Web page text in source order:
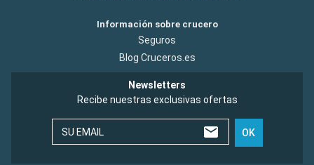
Información sobre crucero
Seguros
Blog Cruceros.es
Newsletters
Recibe nuestras exclusivas ofertas
SU EMAIL OK